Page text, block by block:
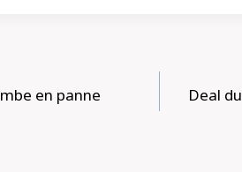
en panne
Deal